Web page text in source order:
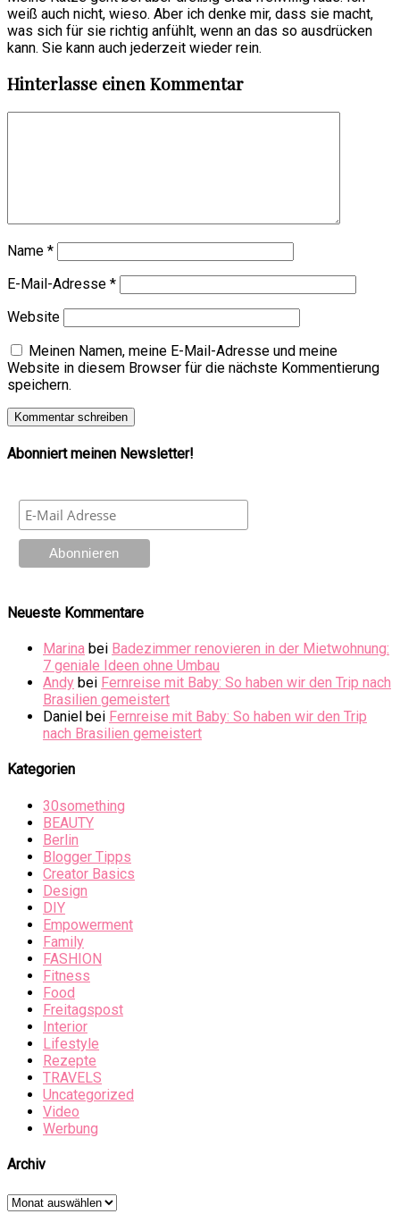
weiß auch nicht, wieso. Aber ich denke mir, dass sie macht,
was sich für sie richtig anfühlt, wenn an das so ausdrücken
kann. Sie kann auch jederzeit wieder rein.
Hinterlasse einen Kommentar
Name *
E-Mail-Adresse *
Website
Meinen Namen, meine E-Mail-Adresse und meine
Website in diesem Browser für die nächste Kommentierung
speichern.
Abonniert meinen Newsletter!
Neueste Kommentare
Marina bei Badezimmer renovieren in der Mietwohnung:
7 geniale Ideen ohne Umbau
Andy bei Fernreise mit Baby: So haben wir den Trip nach
Brasilien gemeistert
Daniel bei Fernreise mit Baby: So haben wir den Trip
nach Brasilien gemeistert
Kategorien
30something
BEAUTY
Berlin
Blogger Tipps
Creator Basics
Design
DIY
Empowerment
Family
FASHION
Fitness
Food
Freitagspost
Interior
Lifestyle
Rezepte
TRAVELS
Uncategorized
Video
Werbung
Archiv
Archiv